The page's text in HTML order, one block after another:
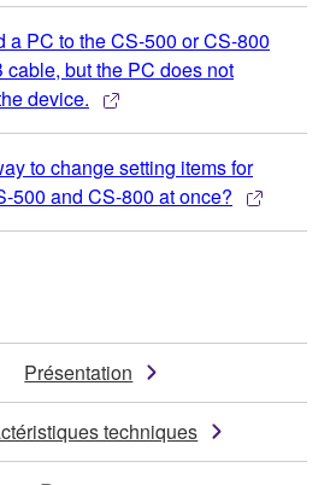
a PC to the CS-500 or CS-800
cable, but the PC does not
device.
to change setting items for
500 and CS-800 at once?
Présentation
techniques